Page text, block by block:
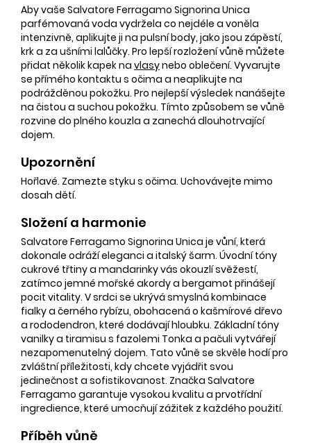
Aby vaše Salvatore Ferragamo Signorina Unica
parfémovaná voda vydržela co nejdéle a voněla
intenzivně, aplikujte ji na pulsní body, jako jsou zápěstí,
krk a za ušními lalůčky. Pro lepší rozložení vůně můžete
přidat několik kapek na vlasynebo oblečení. Vyvarujte
se přímého kontaktu s očima a neaplikujte na
podrážděnou pokožku. Pro nejlepší výsledek nanášejte
na čistou a suchou pokožku. Tímto způsobem se vůně
rozvine do plného kouzla a zanechá dlouhotrvající
dojem.
Upozornění
Hořlavé. Zamezte styku s očima. Uchovávejte mimo
dosah dětí.
Složení a harmonie
Salvatore Ferragamo Signorina Unica je vůní, která
dokonale odráží eleganci a italský šarm. Úvodní tóny
cukrové třtiny a mandarinky vás okouzlí svěžestí,
zatímco jemné mořské akordy a bergamot přinášejí
pocit vitality. V srdci se ukrývá smyslná kombinace
fialky a černého rybízu, obohacená o kašmírové dřevo
a rododendron, které dodávají hloubku. Základní tóny
vanilky a tiramisu s fazolemi Tonka a pačuli vytvářejí
nezapomenutelný dojem. Tato vůně se skvěle hodí pro
zvláštní příležitosti, kdy chcete vyjádřit svou
jedinečnost a sofistikovanost. Značka Salvatore
Ferragamo garantuje vysokou kvalitu a prvotřídní
ingredience, které umocňují zážitek z každého použití.
Příběh vůně